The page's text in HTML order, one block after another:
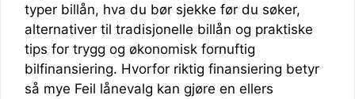
typer billån, hva du bør sjekke før du søker,
alternativer til tradisjonelle billån og praktiske
tips for trygg og økonomisk fornuftig
bilfinansiering. Hvorfor riktig finansiering betyr
så mye Feil lånevalg kan gjøre en ellers